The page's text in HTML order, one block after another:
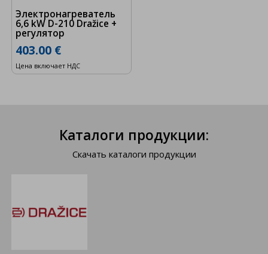
Электронагреватель
6,6 kW D-210 Dražice +
регулятор
403.00 €
Цена включает НДС
Каталоги продукции:
Скачать каталоги продукции